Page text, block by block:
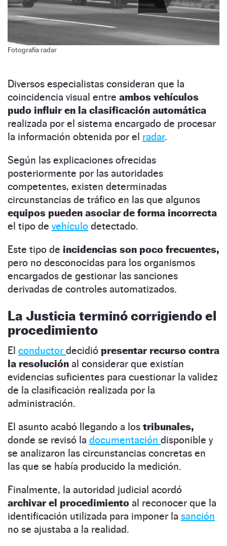
Fotografía radar
Diversos especialistas consideran que la
coincidencia visual entre ambos vehículos
pudo influir en la clasificación automática
realizada por el sistema encargado de procesar
la información obtenida por el radar.
Según las explicaciones ofrecidas
posteriormente por las autoridades
competentes, existen determinadas
circunstancias de tráfico en las que algunos
equipos pueden asociar de forma incorrecta
el tipo de vehículo detectado.
Este tipo de incidencias son poco frecuentes,
pero no desconocidas para los organismos
encargados de gestionar las sanciones
derivadas de controles automatizados.
La Justicia terminó corrigiendo el
procedimiento
El conductor decidió presentar recurso contra
la resolución al considerar que existían
evidencias suficientes para cuestionar la validez
de la clasificación realizada por la
administración.
El asunto acabó llegando a los tribunales,
donde se revisó la documentación disponible y
se analizaron las circunstancias concretas en
las que se había producido la medición.
Finalmente, la autoridad judicial acordó
archivar el procedimiento al reconocer que la
identificación utilizada para imponer la sanción
no se ajustaba a la realidad.